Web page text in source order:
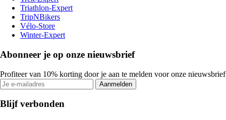
Triathlon-Expert
TripNBikers
Vélo-Store
Winter-Expert
Abonneer je op onze nieuwsbrief
Profiteer van 10% korting door je aan te melden voor onze nieuwsbrief
Aanmelden
Blijf verbonden